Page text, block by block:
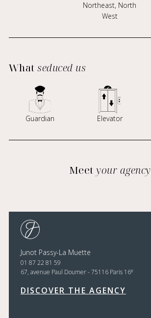
Northeast, North
West
Whatseduced us
Guardian Elevator
Meet your agency
Junot Passy-La Muette
01 87 22 81 59
67, avenue Paul Doumer - 75116 Paris 16e
DISCOVER THE AGENCY